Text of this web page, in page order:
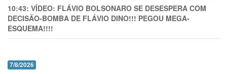
10:43: VÍDEO: FLÁVIO BOLSONARO SE DESESPERA COM
DECISÃO-BOMBA DE FLÁVIO DINO!!! PEGOU MEGA-
ESQUEMA!!!!
7/8/2026